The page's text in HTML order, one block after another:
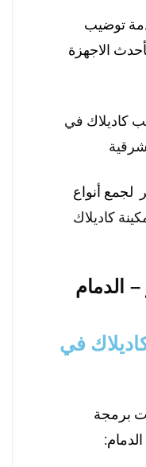
توضيب
الاجهزة
كاديلاك في
لجمع أنواع
كاديلاك
الدمام
في
برمجة